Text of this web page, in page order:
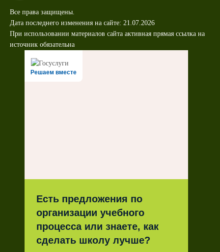
Все права защищены.
Дата последнего изменения на сайте: 21.07.2026
При использовании материалов сайта активная прямая ссылка на
источник обязательна
Решаем вместе
Есть предложения по
организации учебного
процесса или знаете, как
сделать школу лучше?